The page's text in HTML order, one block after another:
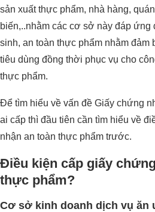
sản xuất thực phẩm, nhà hàng,
biến,..nhằm các cơ sở này đáp ứng
sinh, an toàn thực phẩm nhằm
tiêu dùng đồng thời phục vụ cho
thực phẩm.
Để tìm hiểu về vấn đề Giấy chứng
ai cấp thì đầu tiên cần tìm hiểu về
nhận an toàn thực phẩm trước.
Điều kiện cấp giấy
thực phẩm?
Cơ sở kinh doanh dịch vụ ăn